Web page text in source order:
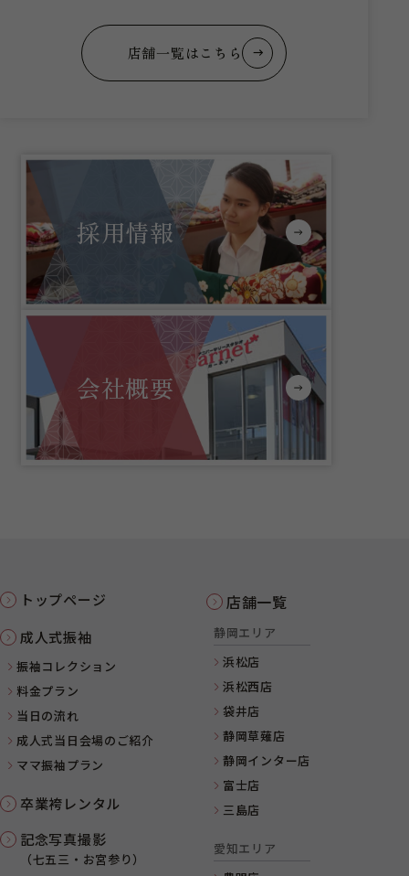
店舗一覧はこちら
採用情報
会社概要
トップページ
成人式振袖
振袖コレクション
料金プラン
当日の流れ
成人式当日会場のご紹介
ママ振袖プラン
卒業袴レンタル
記念写真撮影
（七五三・お宮参り）
店舗一覧
静岡エリア
浜松店
浜松西店
袋井店
静岡草薙店
静岡インター店
富士店
三島店
愛知エリア